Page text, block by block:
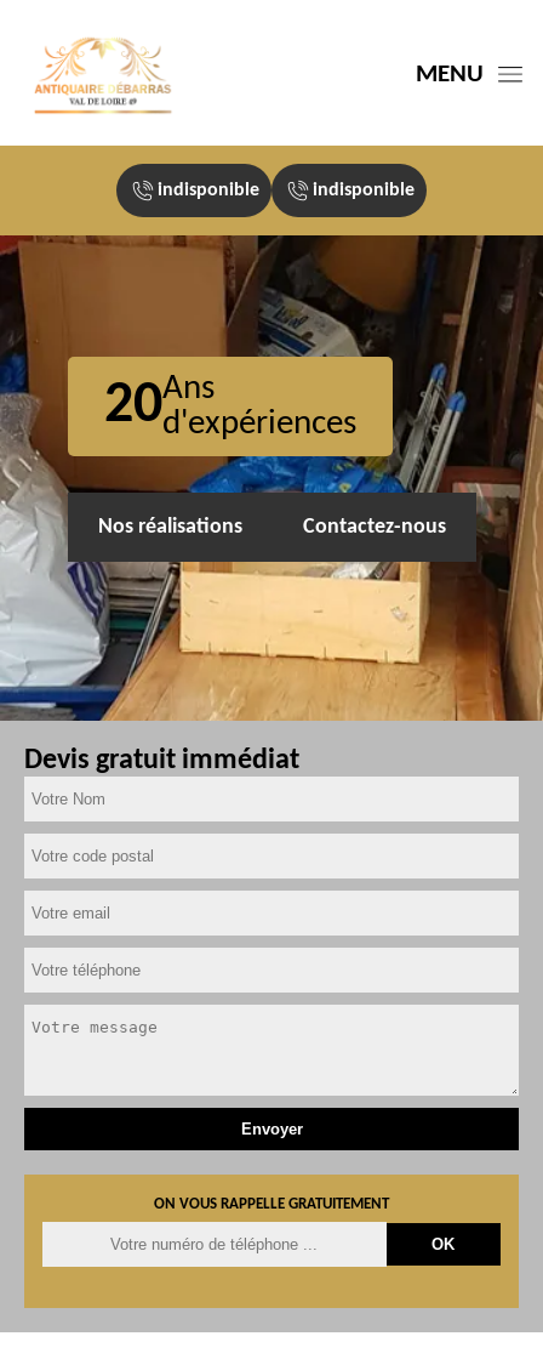
MENU
indisponible indisponible
20Ans
d'expériences
Nos réalisations Contactez-nous
Devis gratuit immédiat
ON VOUS RAPPELLE GRATUITEMENT